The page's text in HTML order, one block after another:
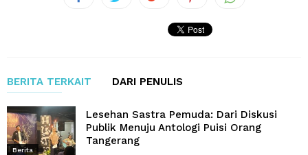
BERITA TERKAIT DARI PENULIS
Berita
Lesehan Sastra Pemuda: Dari Diskusi
Publik Menuju Antologi Puisi Orang
Tangerang